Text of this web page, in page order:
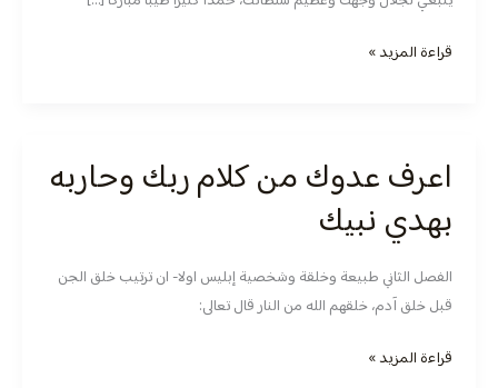
وحاربه
بهدي
نبيك
قراءة المزيد »
اعرف عدوك من كلام ربك وحاربه
بهدي نبيك
الفصل الثاني طبيعة وخلقة وشخصية إبليس اولا- ان ترتيب خلق الجن
قبل خلق آدم، خلقهم الله من النار قال تعالى:
اعرف
عدوك
من
ربك
وحاربه
بهدي
نبيك
قراءة المزيد »